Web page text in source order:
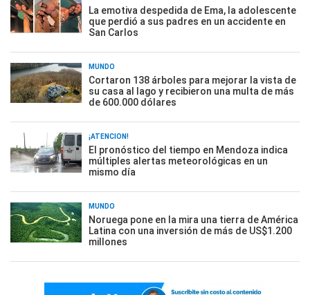
La emotiva despedida de Ema, la adolescente
que perdió a sus padres en un accidente en
San Carlos
MUNDO
Cortaron 138 árboles para mejorar la vista de
su casa al lago y recibieron una multa de más
de 600.000 dólares
¡ATENCIÓN!
El pronóstico del tiempo en Mendoza indica
múltiples alertas meteorológicas en un
mismo día
MUNDO
Noruega pone en la mira una tierra de América
Latina con una inversión de más de US$1.200
millones